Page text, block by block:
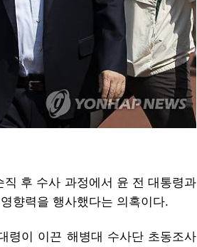
후 수사 과정에서 윤 전 대통령과
향력을 행사했다는 의혹이다.
령이 이끈 해병대 수사단 초동조사